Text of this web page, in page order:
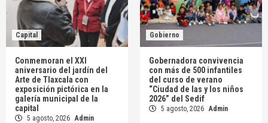
Capital
Conmemoran el XXI
aniversario del jardín del
Arte de Tlaxcala con
exposición pictórica en la
galería municipal de la
capital
5 agosto, 2026 Admin
Gobierno
Gobernadora convivencia
con más de 500 infantiles
del curso de verano
“Ciudad de las y los niños
2026” del Sedif
5 agosto, 2026 Admin